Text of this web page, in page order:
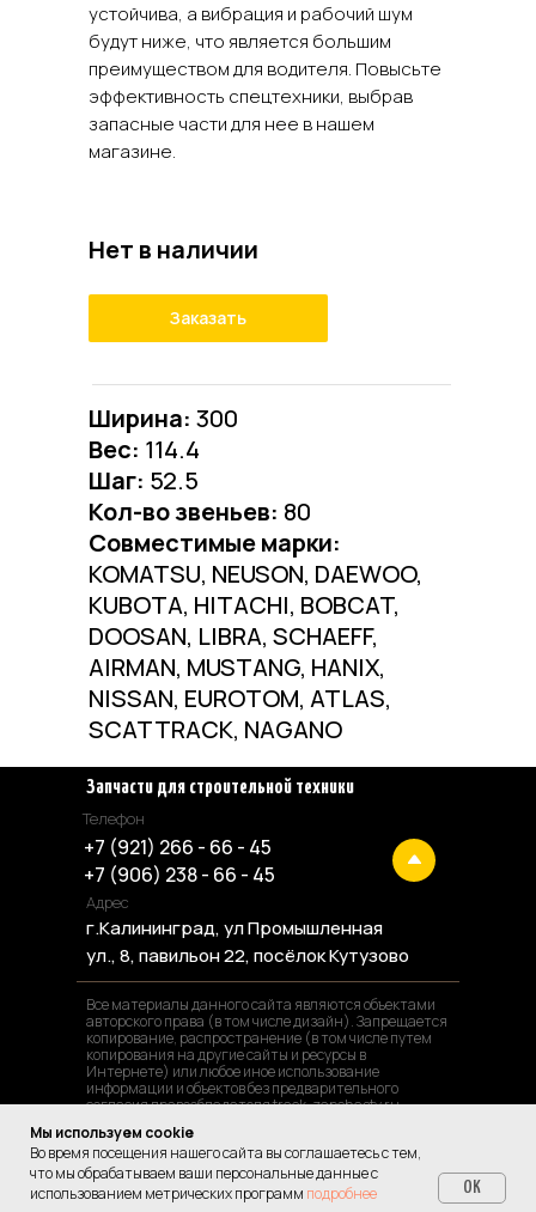
устойчива, а вибрация и рабочий шум
будут ниже, что является большим
преимуществом для водителя. Повысьте
эффективность спецтехники, выбрав
запасные части для нее в нашем
магазине.
Нет в наличии
Заказать
Ширина: 300
Вес: 114.4
Шаг: 52.5
Кол-во звеньев: 80
Совместимые марки:
KOMATSU, NEUSON, DAEWOO,
KUBOTA, HITACHI, BOBCAT,
DOOSAN, LIBRA, SCHAEFF,
AIRMAN, MUSTANG, HANIX,
NISSAN, EUROTOM, ATLAS,
SCATTRACK, NAGANO
Запчасти для строительной техники
+7 (921) 266 - 66 - 45
Телефон
Гусеничные цепи
Звездочки и
Адрес
г.Калининград, ул Промышленная
ул., 8, павильон 22, посёлок Кутузово
Все материалы данного сайта являются объектами
авторского права (в том числе дизайн). Запрещается
копирование, распространение (в том числе путем
копирования на другие сайты и ресурсы в
Интернете) или любое иное использование
информации и объектов без предварительного
согласия правообладателя track-zapchasty.ru
Сделано в веб-студии "Мультисайт"
Разработка и продвижение сайтов
Башмаки
Поддерживающие
Резиновые
+7 (906) 238 - 66 - 45
Мы используем cookie
Во время посещения нашего сайта вы соглашаетесь с тем,
что мы обрабатываем ваши персональные данные с
использованием метрических программ подробнее OK